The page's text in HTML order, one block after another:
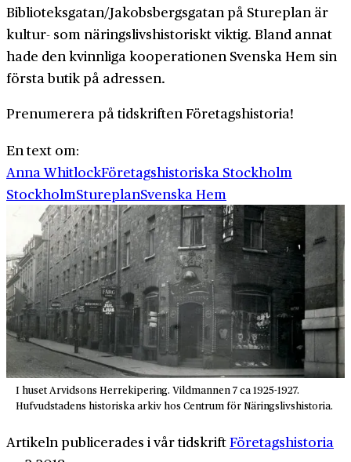
Biblioteksgatan/Jakobsbergsgatan på Stureplan är
kultur- som näringslivshistoriskt viktig. Bland annat
hade den kvinnliga kooperationen Svenska Hem sin
första butik på adressen.
Prenumerera på tidskriften Företagshistoria!
En text om:
Anna WhitlockFöretagshistoriska Stockholm
StockholmStureplanSvenska Hem
I huset Arvidsons Herrekipering. Vildmannen 7 ca 1925-1927.
Hufvudstadens historiska arkiv hos Centrum för Näringslivshistoria.
Artikeln publicerades i vår tidskriftFöretagshistoria